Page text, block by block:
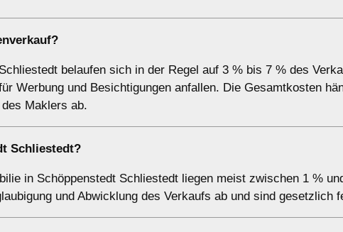
belaufen sich in der Regel auf 3 % bis 7 % des
Werbung und Besichtigungen anfallen. Die Gesamtkosten
Maklers ab.
Schliestedt?
in Schöppenstedt Schliestedt liegen meist zwischen 1 %
und Abwicklung des Verkaufs ab und sind gesetzlich